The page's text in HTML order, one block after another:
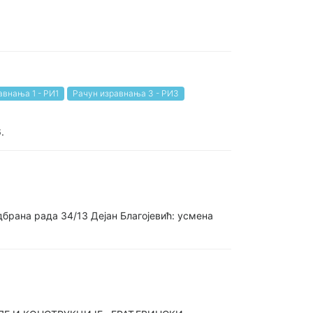
1 - РИ1 Рачун изравнања 3 - РИ3
рада 34/13 Дејан Благојевић: усмена